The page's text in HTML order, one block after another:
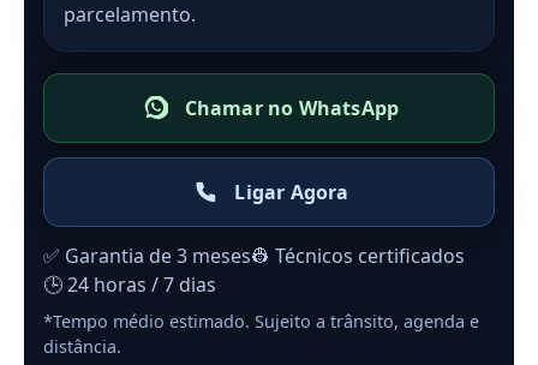
parcelamento.
Chamar no WhatsApp
Ligar Agora
✅ Garantia de 3 meses👷 Técnicos certificados
🕒 24 horas / 7 dias
*Tempo médio estimado. Sujeito a trânsito, agenda e
distância.